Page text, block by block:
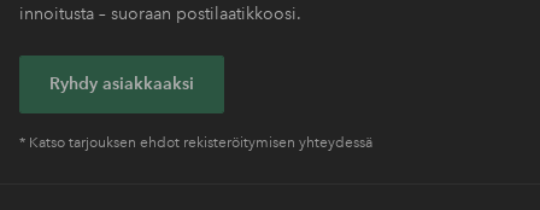
innoitusta – suoraan postilaatikkoosi.
Ryhdy asiakkaaksi
* Katso tarjouksen ehdot rekisteröitymisen yhteydessä